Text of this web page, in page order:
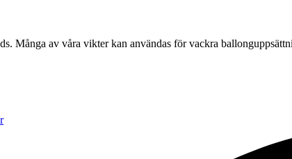
Många av våra vikter kan användas för vackra